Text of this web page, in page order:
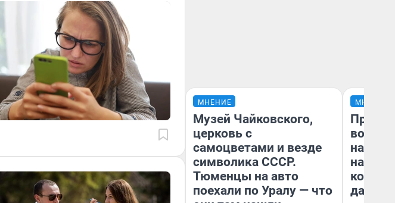
МНЕНИЕ
Музей Чайковского,
церковь с
самоцветами и везде
символика СССР.
Тюменцы на авто
поехали по Уралу — что
МНЕНИЕ
нам
даже